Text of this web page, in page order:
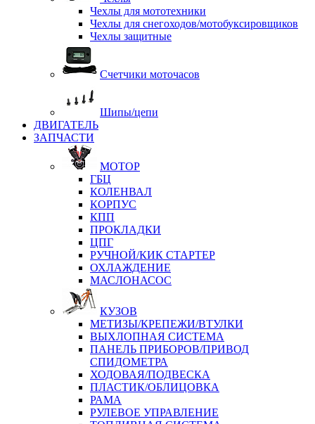
Чехлы для мототехники
Чехлы для снегоходов/мотобуксировщиков
Чехлы защитные
Счетчики моточасов
Шипы/цепи
ДВИГАТЕЛЬ
ЗАПЧАСТИ
МОТОР
ГБЦ
КОЛЕНВАЛ
КОРПУС
КПП
ПРОКЛАДКИ
ЦПГ
РУЧНОЙ/КИК СТАРТЕР
ОХЛАЖДЕНИЕ
МАСЛОНАСОС
КУЗОВ
МЕТИЗЫ/КРЕПЕЖИ/ВТУЛКИ
ВЫХЛОПНАЯ СИСТЕМА
ПАНЕЛЬ ПРИБОРОВ/ПРИВОД
СПИДОМЕТРА
ХОДОВАЯ/ПОДВЕСКА
ПЛАСТИК/ОБЛИЦОВКА
РАМА
РУЛЕВОЕ УПРАВЛЕНИЕ